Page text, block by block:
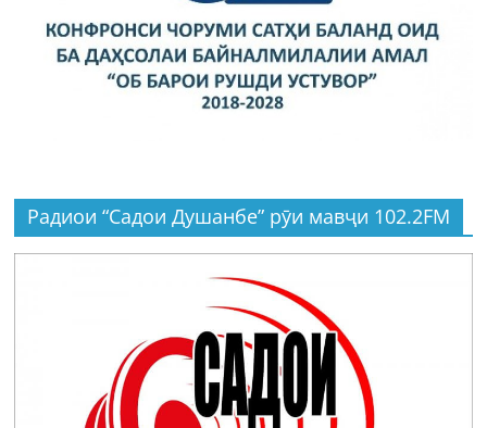
Радиои “Садои Душанбе” рӯи мавҷи 102.2FM